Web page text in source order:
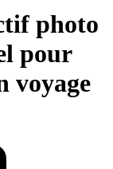
photo
pour
voyage